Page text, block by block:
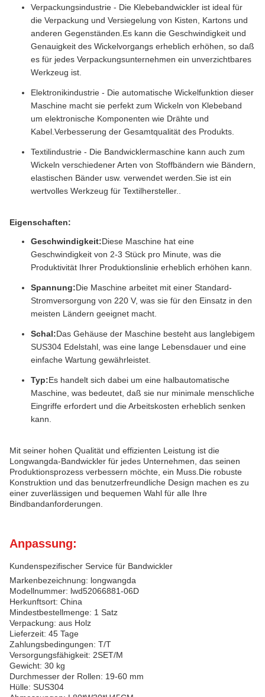
Verpackungsindustrie - Die Klebebandwickler ist ideal für
die Verpackung und Versiegelung von Kisten, Kartons und
anderen Gegenständen.Es kann die Geschwindigkeit und
Genauigkeit des Wickelvorgangs erheblich erhöhen, so daß
es für jedes Verpackungsunternehmen ein unverzichtbares
Werkzeug ist.
Elektronikindustrie - Die automatische Wickelfunktion dieser
Maschine macht sie perfekt zum Wickeln von Klebeband
um elektronische Komponenten wie Drähte und
Kabel.Verbesserung der Gesamtqualität des Produkts.
Textilindustrie - Die Bandwicklermaschine kann auch zum
Wickeln verschiedener Arten von Stoffbändern wie Bändern,
elastischen Bänder usw. verwendet werden.Sie ist ein
wertvolles Werkzeug für Textilhersteller..
Eigenschaften:
Geschwindigkeit:Diese Maschine hat eine
Geschwindigkeit von 2-3 Stück pro Minute, was die
Produktivität Ihrer Produktionslinie erheblich erhöhen kann.
Spannung:Die Maschine arbeitet mit einer Standard-
Stromversorgung von 220 V, was sie für den Einsatz in den
meisten Ländern geeignet macht.
Schal:Das Gehäuse der Maschine besteht aus langlebigem
SUS304 Edelstahl, was eine lange Lebensdauer und eine
einfache Wartung gewährleistet.
Typ:Es handelt sich dabei um eine halbautomatische
Maschine, was bedeutet, daß sie nur minimale menschliche
Eingriffe erfordert und die Arbeitskosten erheblich senken
kann.
Mit seiner hohen Qualität und effizienten Leistung ist die
Longwangda-Bandwickler für jedes Unternehmen, das seinen
Produktionsprozess verbessern möchte, ein Muss.Die robuste
Konstruktion und das benutzerfreundliche Design machen es zu
einer zuverlässigen und bequemen Wahl für alle Ihre
Bindbandanforderungen.
Anpassung:
Kundenspezifischer Service für Bandwickler
Markenbezeichnung: longwangda
Modellnummer: lwd52066881-06D
Herkunftsort: China
Mindestbestellmenge: 1 Satz
Verpackung: aus Holz
Lieferzeit: 45 Tage
Zahlungsbedingungen: T/T
Versorgungsfähigkeit: 2SET/M
Gewicht: 30 kg
Durchmesser der Rollen: 19-60 mm
Hülle: SUS304